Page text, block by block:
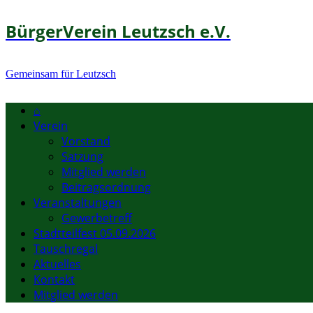
BürgerVerein Leutzsch e.V.
Gemeinsam für Leutzsch
⌂
Verein
Vorstand
Satzung
Mitglied werden
Beitragsordnung
Veranstaltungen
Gewerbetreff
Stadtteilfest 05.09.2026
Tauschregal
Aktuelles
Kontakt
Mitglied werden